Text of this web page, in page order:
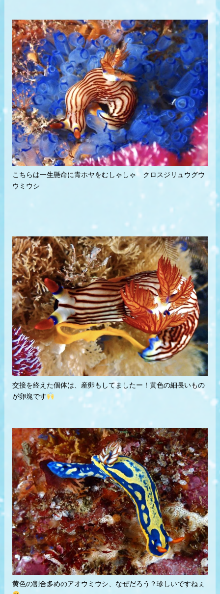
こちらは一生懸命に青ホヤをむしゃしゃ クロスジリュウグウ
ウミウシ
交接を終えた個体は、産卵もしてましたー！黄色の細長いもの
が卵塊です
黄色の割合多めのアオウミウシ、なぜだろう？珍しいですねぇ